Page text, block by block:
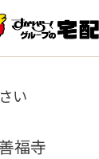
い
福寺